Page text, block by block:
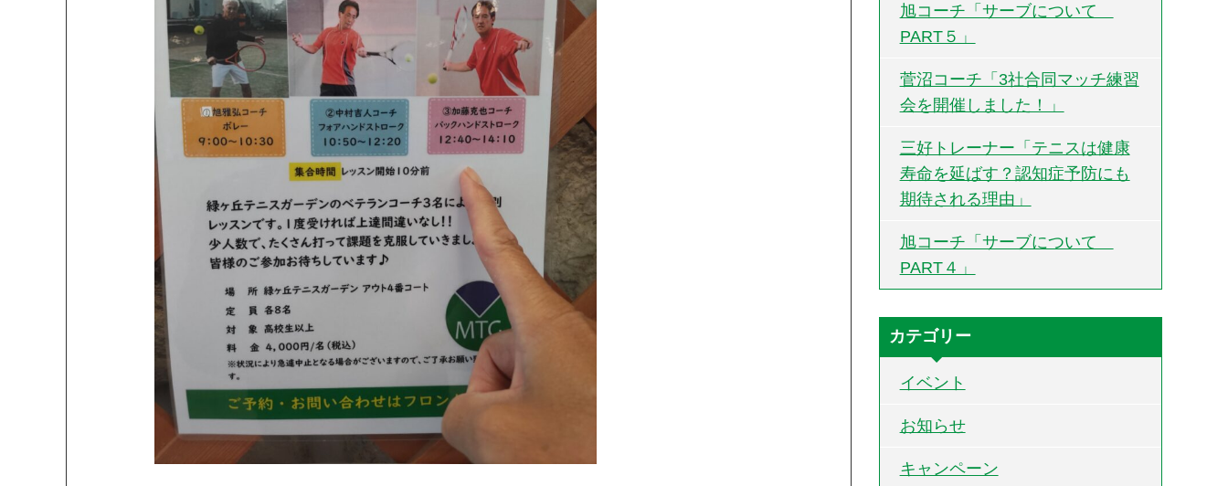
旭コーチ「サーブについて
PART５」
菅沼コーチ「3社合同マッチ練習
会を開催しました！」
三好トレーナー「テニスは健康
寿命を延ばす？認知症予防にも
期待される理由」
旭コーチ「サーブについて
PART４」
カテゴリー
イベント
お知らせ
キャンペーン